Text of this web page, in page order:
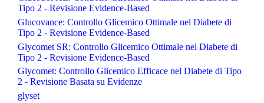
Tipo 2 - Revisione Evidence-Based
Glucovance: Controllo Glicemico Ottimale nel Diabete di
Tipo 2 - Revisione Evidence-Based
Glycomet SR: Controllo Glicemico Ottimale nel Diabete di
Tipo 2 - Revisione Evidence-Based
Glycomet: Controllo Glicemico Efficace nel Diabete di Tipo
2 - Revisione Basata su Evidenze
glyset